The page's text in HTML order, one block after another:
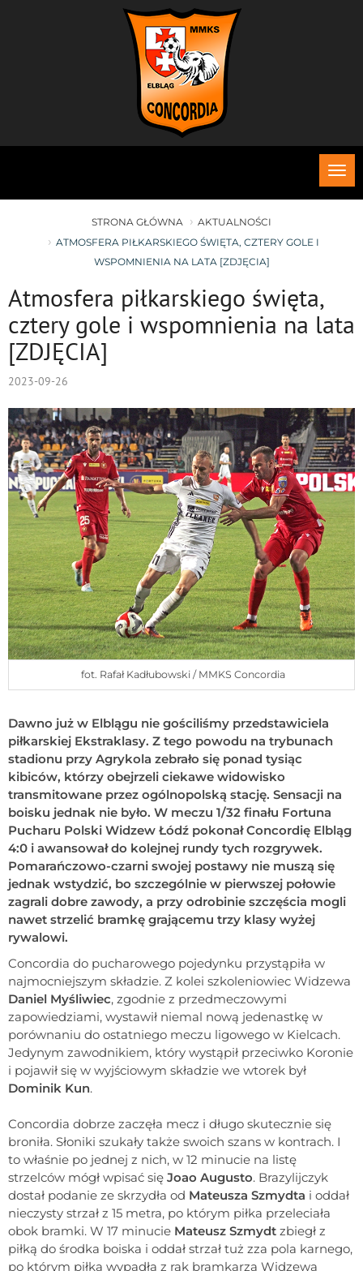
STRONA GŁÓWNA
AKTUALNOŚCI
ATMOSFERA PIŁKARSKIEGO ŚWIĘTA, CZTERY GOLE I
WSPOMNIENIA NA LATA [ZDJĘCIA]
Atmosfera piłkarskiego święta,
cztery gole i wspomnienia na lata
[ZDJĘCIA]
2023-09-26
fot. Rafał Kadłubowski / MMKS Concordia
Dawno już w Elblągu nie gościliśmy przedstawiciela
piłkarskiej Ekstraklasy. Z tego powodu na trybunach
stadionu przy Agrykola zebrało się ponad tysiąc
kibiców, którzy obejrzeli ciekawe widowisko
transmitowane przez ogólnopolską stację. Sensacji na
boisku jednak nie było. W meczu 1/32 finału Fortuna
Pucharu Polski Widzew Łódź pokonał Concordię Elbląg
4:0 i awansował do kolejnej rundy tych rozgrywek.
Pomarańczowo-czarni swojej postawy nie muszą się
jednak wstydzić, bo szczególnie w pierwszej połowie
zagrali dobre zawody, a przy odrobinie szczęścia mogli
nawet strzelić bramkę grającemu trzy klasy wyżej
rywalowi.
Concordia do pucharowego pojedynku przystąpiła w
najmocniejszym składzie. Z kolei szkoleniowiec Widzewa
Daniel Myśliwiec, zgodnie z przedmeczowymi
zapowiedziami, wystawił niemal nową jedenastkę w
porównaniu do ostatniego meczu ligowego w Kielcach.
Jedynym zawodnikiem, który wystąpił przeciwko Koronie
i pojawił się w wyjściowym składzie we wtorek był
Dominik Kun.
Concordia dobrze zaczęła mecz i długo skutecznie się
broniła. Słoniki szukały także swoich szans w kontrach. I
to właśnie po jednej z nich, w 12 minucie na listę
strzelców mógł wpisać się Joao Augusto. Brazylijczyk
dostał podanie ze skrzydła od Mateusza Szmydta i oddał
nieczysty strzał z 15 metra, po którym piłka przeleciała
obok bramki. W 17 minucie Mateusz Szmydt zbiegł z
piłką do środka boiska i oddał strzał tuż zza pola karnego,
po którym piłka wypadła z rąk bramkarza Widzewa